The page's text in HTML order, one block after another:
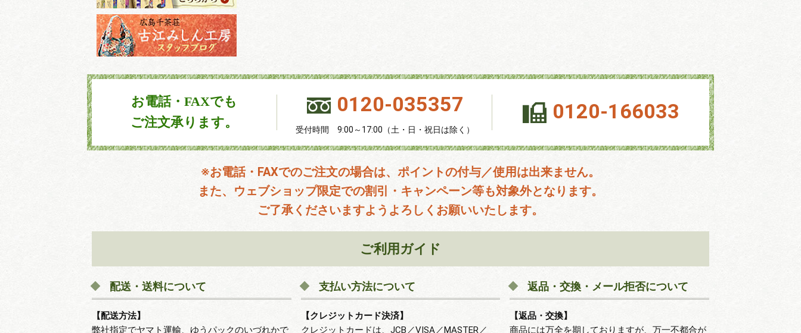
お電話・FAXでも
ご注文承ります。
0120-035357
受付時間 9:00～17:00（土・日・祝日は除く）
0120-166033
※お電話・FAXでのご注文の場合は、ポイントの付与／使用は出来ません。
また、ウェブショップ限定での割引・キャンペーン等も対象外となります。
ご了承くださいますようよろしくお願いいたします。
ご利用ガイド
配送・送料について
【配送方法】
弊社指定でヤマト運輸、ゆうパックのいづれかで
支払い方法について
【クレジットカード決済】
クレジットカードは、JCB／VISA／MASTER／
返品・交換・メール拒否について
【返品・交換】
商品には万全を期しておりますが、万一不都合が